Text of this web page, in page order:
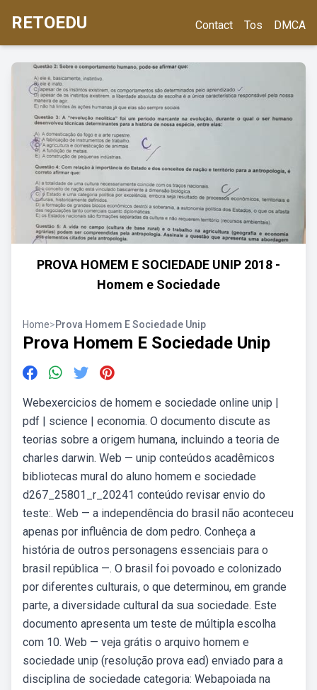
RETOEDU Contact Tos DMCA
PROVA HOMEM E SOCIEDADE UNIP 2018 -
Homem e Sociedade
Home>Prova Homem E Sociedade Unip
Prova Homem E Sociedade Unip
Webexercicios de homem e sociedade online unip |
pdf | science | economia. O documento discute as
teorias sobre a origem humana, incluindo a teoria de
charles darwin. Web — unip conteúdos acadêmicos
bibliotecas mural do aluno homem e sociedade
d267_25801_r_20241 conteúdo revisar envio do
teste:. Web — a independência do brasil não aconteceu
apenas por influência de dom pedro. Conheça a
história de outros personagens essenciais para o
brasil república —. O brasil foi povoado e colonizado
por diferentes culturais, o que determinou, em grande
parte, a diversidade cultural da sua sociedade. Este
documento apresenta um teste de múltipla escolha
com 10. Web — veja grátis o arquivo homem e
sociedade unip (resolução prova ead) enviado para a
disciplina de sociedade categoria: Webapoiada na